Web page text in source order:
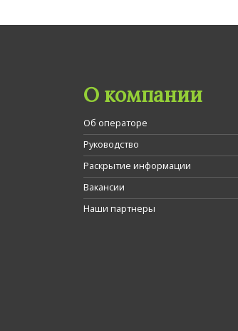
О компании
Об операторе
Руководство
Раскрытие информации
Вакансии
Наши партнеры